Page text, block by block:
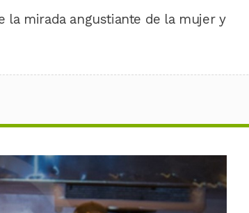
la mirada angustiante de la mujer y